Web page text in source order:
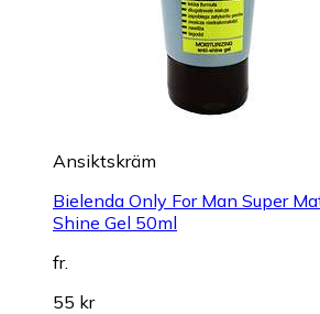
Ansiktskräm
Bielenda Only For Man Super
Shine Gel 50ml
fr.
55 kr